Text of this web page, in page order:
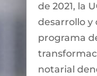
de 2021, la
desarrollo y
programa
notarial